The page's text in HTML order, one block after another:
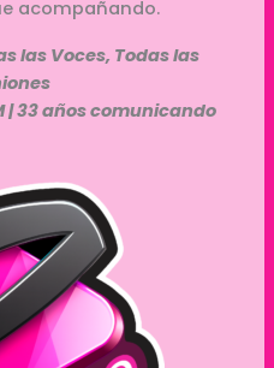
acompañando.
las Voces, Todas las
| 33 años comunicando